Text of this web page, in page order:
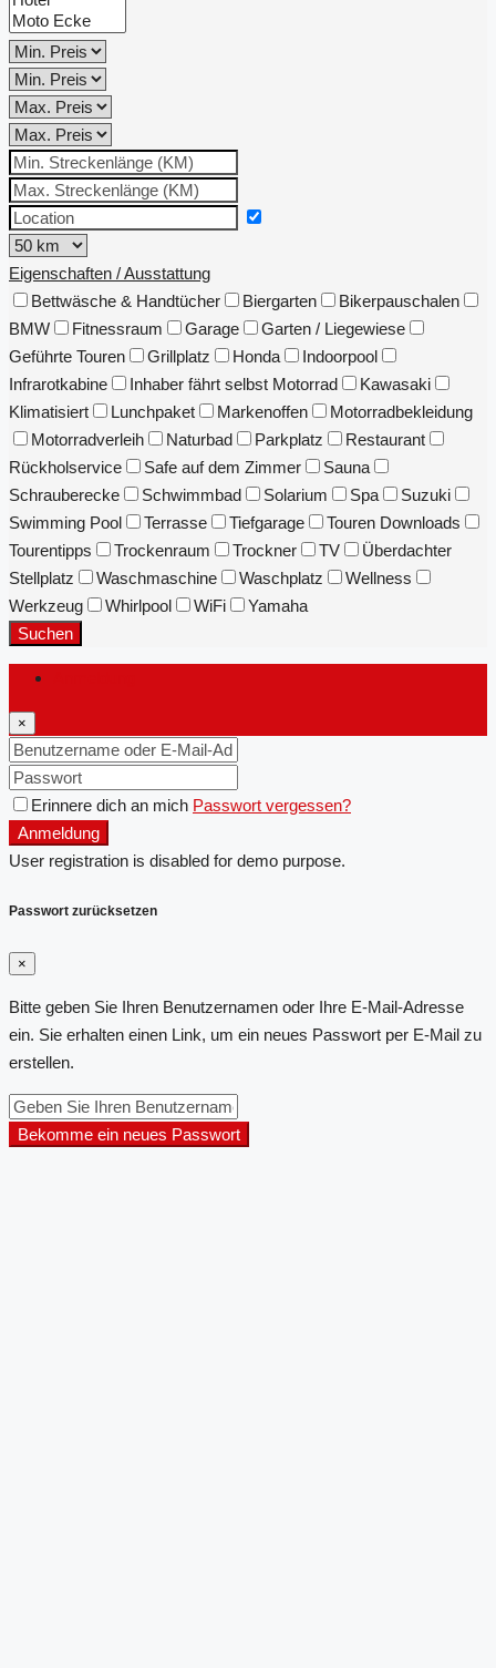
Eigenschaften / Ausstattung
Bettwäsche & Handtücher
Biergarten
Bikerpauschalen
BMW
Fitnessraum Garage
Garten / Liegewiese
Geführte Touren
Grillplatz Honda
Indoorpool
Infrarotkabine
Inhaber fährt selbst Motorrad
Kawasaki
Klimatisiert
Lunchpaket Markenoffen
Motorradbekleidung
Motorradverleih
Naturbad Parkplatz
Restaurant
Rückholservice
Safe auf dem Zimmer
Sauna
Schrauberecke
Schwimmbad Solarium Spa
Suzuki
Swimming Pool
Terrasse Tiefgarage
Touren Downloads
Tourentipps
Trockenraum Trockner TV
Überdachter
Stellplatz
Waschmaschine Waschplatz
Wellness
Werkzeug
Whirlpool WiFi
Yamaha
Suchen
×
Erinnere dich an mich Passwort vergessen?
Anmeldung
User registration is disabled for demo purpose.
Passwort zurücksetzen
×
Bitte geben Sie Ihren Benutzernamen oder Ihre E-Mail-Adresse
ein. Sie erhalten einen Link, um ein neues Passwort per E-Mail zu
erstellen.
Bekomme ein neues Passwort